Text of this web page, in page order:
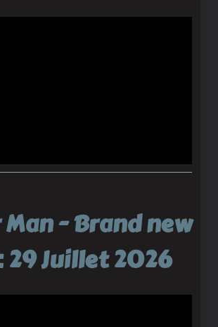
- Brand new
29 Juillet 2026